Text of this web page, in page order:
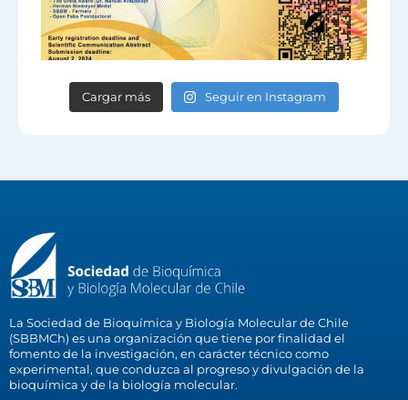
Cargar más Seguir en Instagram
La Sociedad de Bioquímica y Biología Molecular de Chile
(SBBMCh) es una organización que tiene por finalidad el
fomento de la investigación, en carácter técnico como
experimental, que conduzca al progreso y divulgación de la
bioquímica y de la biología molecular.